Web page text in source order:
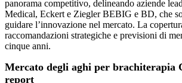
panorama competitivo, delineando aziende
Medical, Eckert e Ziegler BEBIG e BD, che
guidare l’innovazione nel mercato. La
raccomandazioni strategiche e previsioni di
cinque anni.
Mercato degli aghi per brachiterapia
report